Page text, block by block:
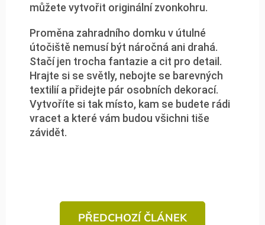
můžete vytvořit originální zvonkohru.
Proměna zahradního domku v útulné
útočiště nemusí být náročná ani drahá.
Stačí jen trocha fantazie a cit pro detail.
Hrajte si se světly, nebojte se barevných
textilií a přidejte pár osobních dekorací.
Vytvoříte si tak místo, kam se budete rádi
vracet a které vám budou všichni tiše
závidět.
PŘEDCHOZÍ ČLÁNEK